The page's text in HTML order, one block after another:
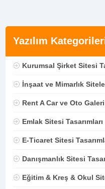
Yazılım
Kurumsal Şirket Sitesi
İnşaat ve Mimarlık
Rent A Car ve Oto
Emlak Sitesi Tasarımları
E-Ticaret Sitesi
Danışmanlık Sitesi
Eğitim & Kreş & Okul